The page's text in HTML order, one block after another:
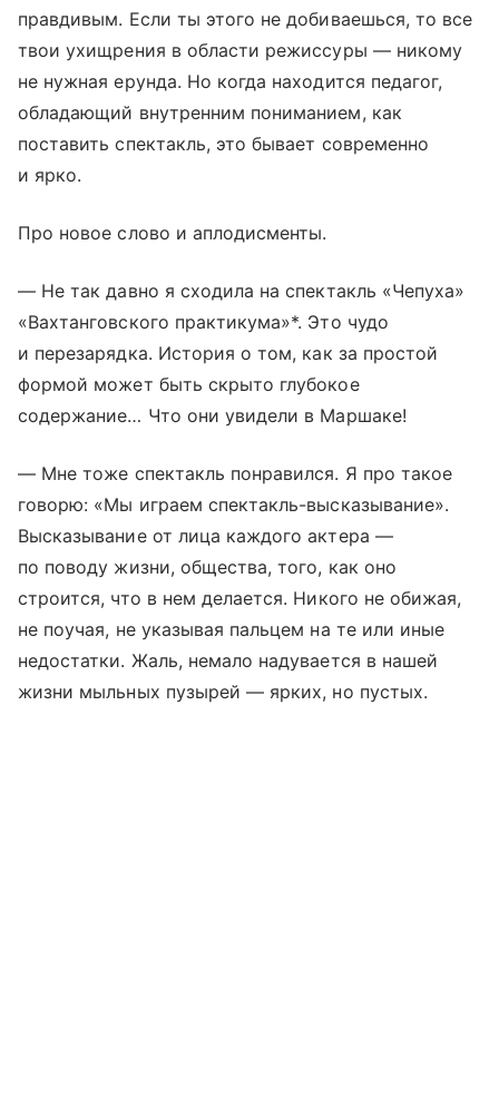
правдивым. Если ты этого не добиваешься, то все
твои ухищрения в области режиссуры — никому
не нужная ерунда. Но когда находится педагог,
обладающий внутренним пониманием, как
поставить спектакль, это бывает современно
и ярко.
Про новое слово и аплодисменты.
— Не так давно я сходила на спектакль «Чепуха»
«Вахтанговского практикума»*. Это чудо
и перезарядка. История о том, как за простой
формой может быть скрыто глубокое
содержание… Что они увидели в Маршаке!
— Мне тоже спектакль понравился. Я про такое
говорю: «Мы играем спектакль-высказывание».
Высказывание от лица каждого актера —
по поводу жизни, общества, того, как оно
строится, что в нем делается. Никого не обижая,
не поучая, не указывая пальцем на те или иные
недостатки. Жаль, немало надувается в нашей
жизни мыльных пузырей — ярких, но пустых.